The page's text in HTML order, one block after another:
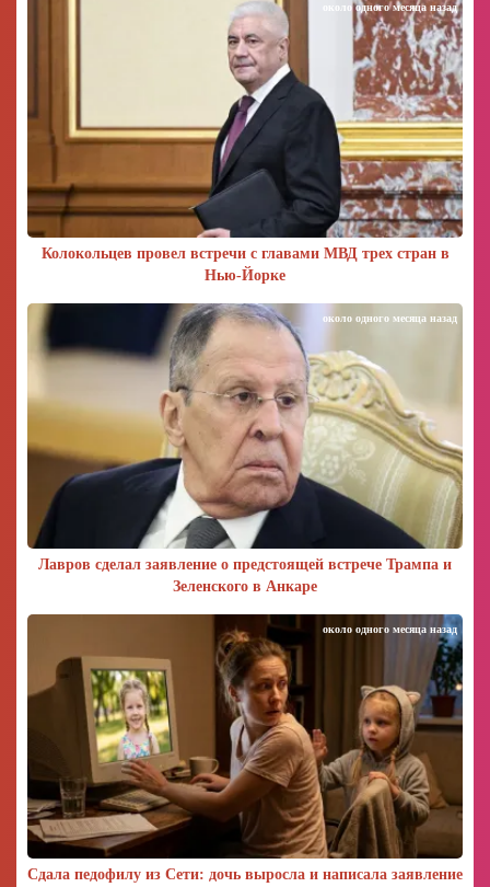
Колокольцев провел встречи с главами МВД трех стран в
Нью-Йорке
около одного месяца назад
Лавров сделал заявление о предстоящей встрече Трампа и
Зеленского в Анкаре
около одного месяца назад
Сдала педофилу из Сети: дочь выросла и написала заявление
около одного месяца назад